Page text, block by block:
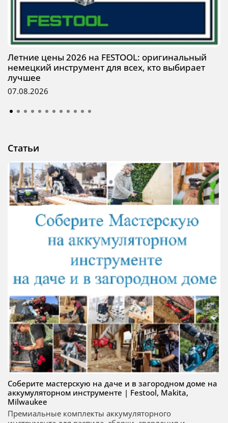
Летние цены 2026 на FESTOOL: оригинальный
немецкий инструмент для всех, кто выбирает
лучшее
07.08.2026
Статьи
Соберите мастерскую на даче и в загородном доме на
аккумуляторном инструменте | Festool, Makita,
Milwaukee
Премиальные комплекты аккумуляторного